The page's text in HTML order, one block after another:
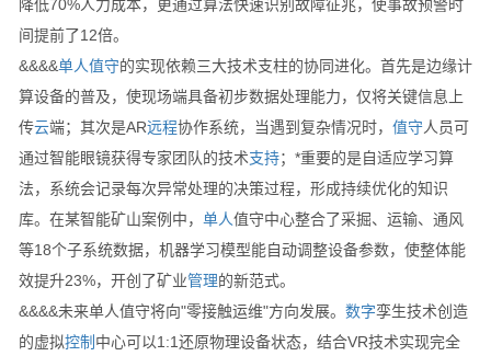
降低70%人力成本，更通过算法快速识别故障征兆，使事故预警时
间提前了12倍。
&&&&单人值守的实现依赖三大技术支柱的协同进化。首先是边缘计
算设备的普及，使现场端具备初步数据处理能力，仅将关键信息上
传云端；其次是AR远程协作系统，当遇到复杂情况时， 值守人员可
通过智能眼镜获得专家团队的技术支持；*重要的是自适应学习算
法，系统会记录每次异常处理的决策过程，形成持续优化的知识
库。在某智能矿山案例中， 单人值守中心整合了采掘、运输、通风
等18个子系统数据，机器学习模型能自动调整设备参数，使整体能
效提升23%，开创了矿业管理的新范式。
&&&&未来单人值守将向"零接触运维"方向发展。 数字孪生技术创造
的虚拟控制 中心可以1:1还原物理设备状态，结合VR技术实现完全